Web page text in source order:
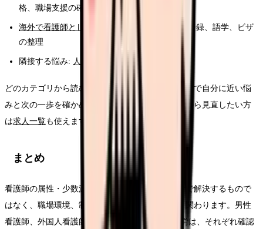
格、職場支援の確認
海外で看護師として働きたい方
— 資格審査、登録、語学、ビザ
の整理
隣接する悩み: 人間関係の悩み
どのカテゴリから読むか迷う時は、
で自分に近い悩
みと次の一歩を確かめられます。職場環境を条件から見直したい方
は求人一覧も使えます。
まとめ
看護師の属性・少数派の悩みは、本人の努力だけで解決するもので
はなく、職場環境、制度理解、相談体制が大きく関わります。男性
看護師、外国人看護師、LGBTQと職場、海外就労は、それぞれ確認